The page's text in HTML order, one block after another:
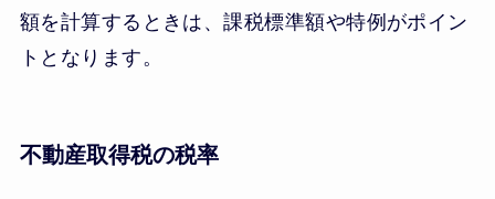
額を計算するときは、課税標準額や特例がポイン
トとなります。
不動産取得税の税率